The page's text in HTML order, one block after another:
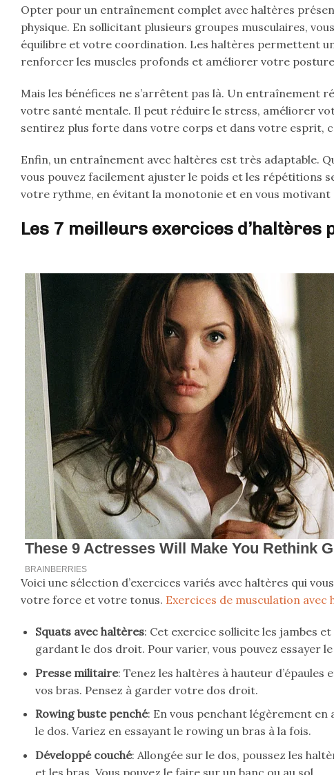
Opter pour un entraînement complet avec haltères
physique. En sollicitant plusieurs groupes musculaires,
équilibre et votre coordination. Les haltères permettent
renforcer les muscles profonds et améliorer votre
Mais les bénéfices ne s’arrêtent pas là. Un entraînement
votre santé mentale. Il peut réduire le stress, améliorer
sentirez plus forte dans votre corps et dans votre esprit,
Enfin, un entraînement avec haltères est très adaptable.
vous pouvez facilement ajuster le poids et les répétitions
votre rythme, en évitant la monotonie et en vous motivant
Les 7 meilleurs exercices d’haltères
Voici une sélection d’exercices variés avec haltères qui
votre force et votre tonus. Exercices de musculation avec
Squats avec haltères: Cet exercice sollicite les jambes
gardant le dos droit. Pour varier, vous pouvez essayer
Presse militaire: Tenez les haltères à hauteur
vos bras. Pensez à garder votre dos droit.
Rowing buste penché: En vous penchant légèrement
le dos. Variez en essayant le rowing un bras à la fois.
Développé couché: Allongée sur le dos, poussez les
et les bras. Vous pouvez le faire sur un banc ou au sol.